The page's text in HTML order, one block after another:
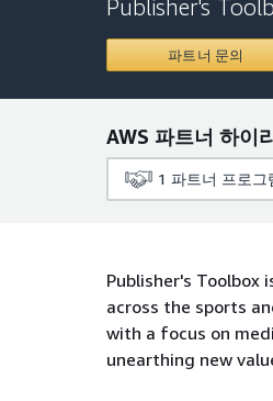
Publisher's
파트너 문의
AWS 파트너 하이
1 파트너 프로그
Publisher's Toolbox
across the sports
with a focus on
unearthing new